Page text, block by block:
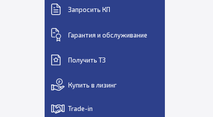
Запросить КП
Гарантия и обслуживание
Получить ТЗ
Купить в лизинг
Trade-in